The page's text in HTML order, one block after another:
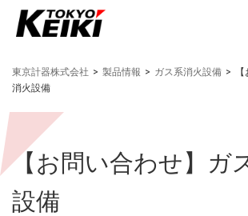
東京計器株式会社 > 製品情報 > ガス系消火設備 >
消火設備
【お問い合わせ】ガ
設備